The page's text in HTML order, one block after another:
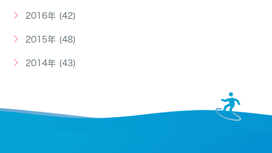
2016年 (42)
2015年 (48)
2014年 (43)